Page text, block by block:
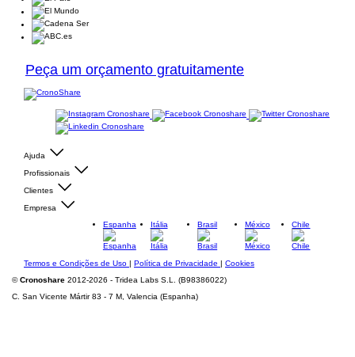
Peça um orçamento gratuitamente
Ajuda
Profissionais
Clientes
Empresa
Espanha
Itália Brasil México Chile
Termos e Condições de Uso | Política de Privacidade | Cookies
©Cronoshare 2012-2026 - Tridea Labs S.L. (B98386022)
C. San Vicente Mártir 83 - 7 M, Valencia (Espanha)